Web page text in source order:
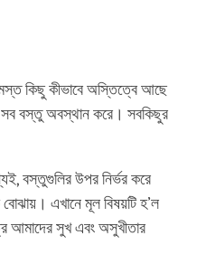
কিছু কীভাবে অস্তিত্বে আছে
সব বস্তু অবস্থান করে। সবকিছুর
বস্তুগুলির উপর নির্ভর করে
এখানে মূল বিষয়টি হ’ল
আমাদের সুখ এবং অসুখীতার